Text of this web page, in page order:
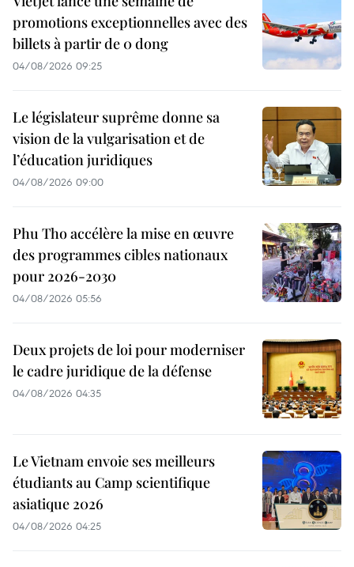
promotions exceptionnelles avec des
billets à partir de 0 dong
04/08/2026 09:25
Le législateur suprême donne sa
vision de la vulgarisation et de
l’éducation juridiques
04/08/2026 09:00
Phu Tho accélère la mise en œuvre
des programmes cibles nationaux
pour 2026-2030
04/08/2026 05:56
Deux projets de loi pour moderniser
le cadre juridique de la défense
04/08/2026 04:35
Le Vietnam envoie ses meilleurs
étudiants au Camp scientifique
asiatique 2026
04/08/2026 04:25